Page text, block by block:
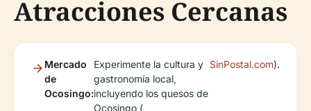
Atracciones Cercanas
Mercado
de
Ocosingo:
Experimente la cultura y
gastronomía local,
incluyendo los quesos de
Ocosingo (
SinPostal.com).